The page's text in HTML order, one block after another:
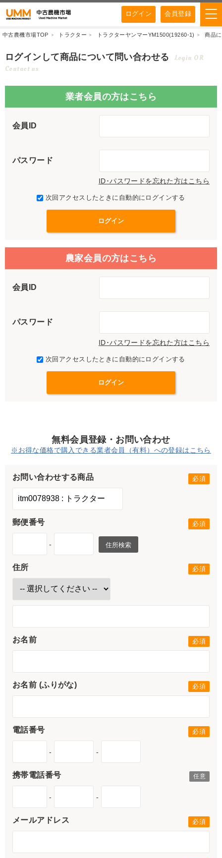
ログイン 会員登録
中古農機市場TOP トラクター トラクターヤンマーYM1500(19260-1) 商品
ログインして商品について問い合わせる
Login OR
Contact us
業者会員の方はこちら
会員ID
パスワード
ID･パスワードを忘れた方はこちら
次回アクセスしたときに自動的にログインする
農家会員の方はこちら
会員ID
パスワード
ID･パスワードを忘れた方はこちら
次回アクセスしたときに自動的にログインする
無料会員登録・お問い合わせ
※お得な価格で購入できる業者会員（有料）への登録はこちら
お問い合わせする商品
郵便番号
- 住所検索
住所
お名前
お名前 (ふりがな)
電話番号
- -
携帯電話番号
- -
メールアドレス